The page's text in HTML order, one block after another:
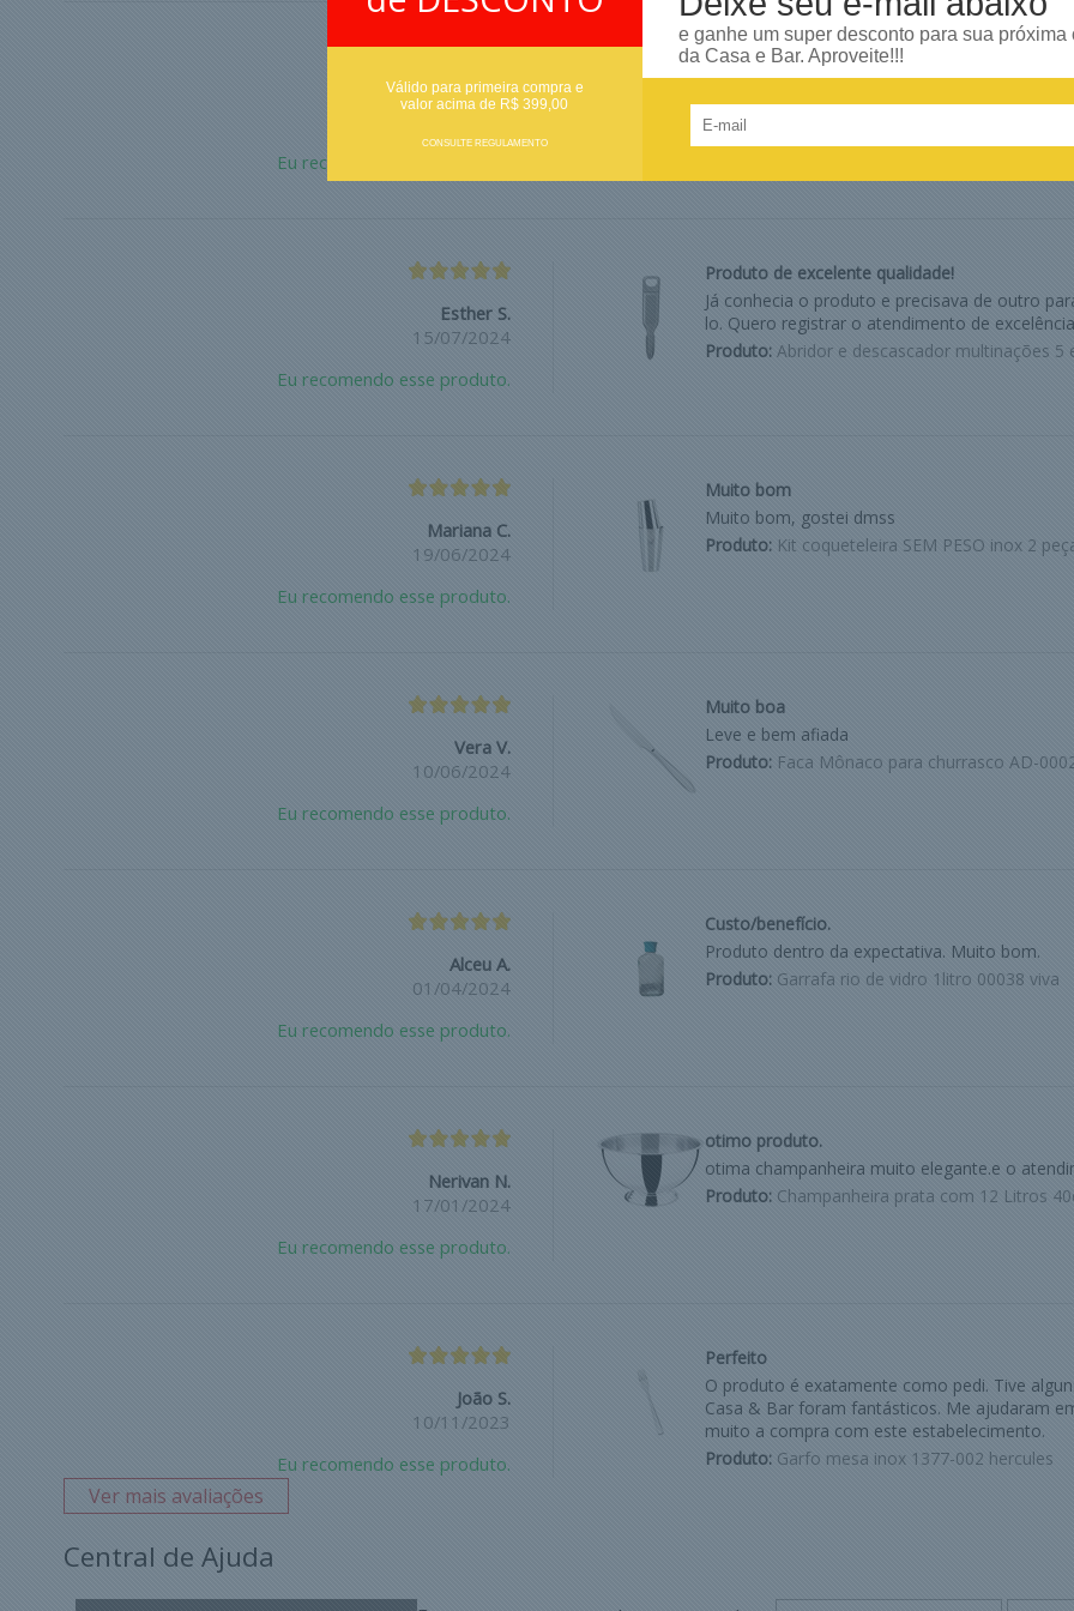
Válido para primeira compra e
valor acima de R$ 399,00
CONSULTE REGULAMENTO
e ganhe um super desconto para sua próxima
da Casa e Bar. Aproveite!!!
Vildeth C.
Eu recomendo esse produto.
Gostei muito
Muito bom
Produto:Porta gelo alaska 1,0l branco eco
Esther S.
15/07/2024
Eu recomendo esse produto.
Produto de excelente qualidade!
Já conhecia o produto e precisava de outro
lo. Quero registrar o atendimento de
Produto:Abridor e descascador multinações 5
Mariana C.
19/06/2024
Eu recomendo esse produto.
Muito bom
Muito bom, gostei dmss
Produto:Kit coqueteleira SEM PESO inox 2
Vera V.
10/06/2024
Eu recomendo esse produto.
Muito boa
Leve e bem afiada
Produto:Faca Mônaco para churrasco AD-
Alceu A.
01/04/2024
Eu recomendo esse produto.
Custo/benefício.
Produto dentro da expectativa. Muito bom.
Produto:Garrafa rio de vidro 1litro 00038 viva
Nerivan N.
17/01/2024
Eu recomendo esse produto.
otimo produto.
otima champanheira muito elegante.e o
Produto:Champanheira prata com 12 Litros
João S.
10/11/2023
Eu recomendo esse produto.
Perfeito
O produto é exatamente como pedi. Tive
Casa & Bar foram fantásticos. Me ajudaram
muito a compra com este estabelecimento.
Produto:Garfo mesa inox 1377-002 hercules
Ver mais avaliações
Central de Ajuda